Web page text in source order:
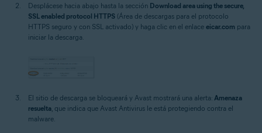
Desplácese hacia abajo hasta la sección Download area using the secure,
SSL enabled protocol HTTPS (Área de descargas para el protocolo
HTTPS seguro y con SSL activado) y haga clic en el enlace eicar.com para
iniciar la descarga.
El sitio de descarga se bloqueará y Avast mostrará una alerta: Amenaza
resuelta , que indica que Avast Antivirus le está protegiendo contra el
malware.